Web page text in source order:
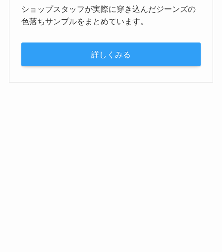
ショップスタッフが実際に穿き込んだジーンズの
色落ちサンプルをまとめています。
詳しくみる